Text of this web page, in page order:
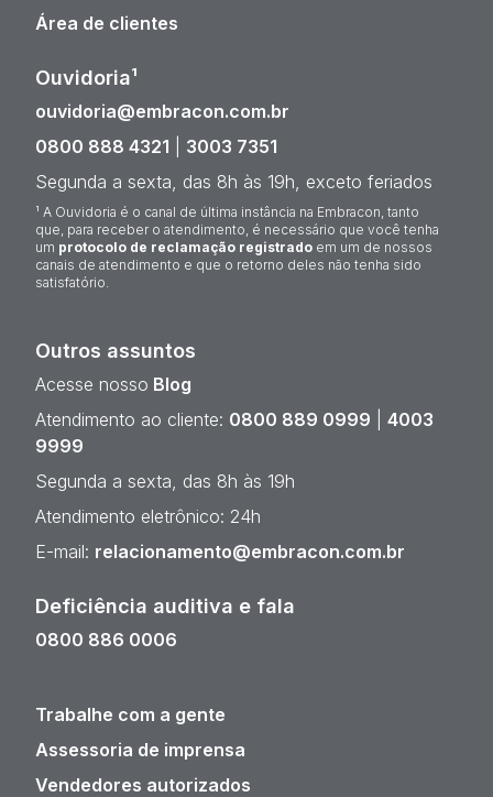
Área de clientes
Ouvidoria¹
ouvidoria@embracon.com.br
0800 888 4321
3003 7351
Segunda a sexta, das 8h às 19h, exceto feriados
¹ A Ouvidoria é o canal de última instância na Embracon, tanto
que, para receber o atendimento, é necessário que você tenha
um protocolo de reclamação registrado em um de nossos
canais de atendimento e que o retorno deles não tenha sido
satisfatório.
Outros assuntos
Acesse nosso Blog
Atendimento ao cliente: 0800 889 0999
4003
9999
Segunda a sexta, das 8h às 19h
Atendimento eletrônico: 24h
E-mail: relacionamento@embracon.com.br
Deficiência auditiva e fala
0800 886 0006
Trabalhe com a gente
Assessoria de imprensa
Vendedores autorizados